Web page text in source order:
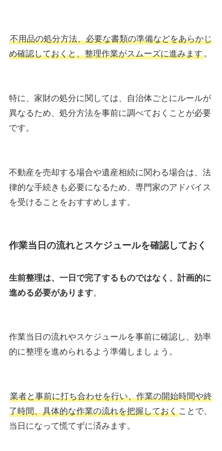
不用品の処分方法、必要な書類の準備などをあらかじ
め確認しておくと、整理作業がスムーズに進みます。
特に、家財の処分に関しては、自治体ごとにルールが
異なるため、処分方法を事前に調べておくことが必要
です。
不動産を売却する場合や遺産相続に関わる場合は、法
律的な手続きも必要になるため、専門家のアドバイス
を受けることをおすすめします。
作業当日の流れとスケジュールを確認しておく
生前整理は、一日で完了するものではなく、計画的に
進める必要があります。
作業当日の流れやスケジュールを事前に確認し、効率
的に整理を進められるよう準備しましょう。
業者と事前に打ち合わせを行い、作業の開始時間や終
了時間、具体的な作業の流れを把握しておくことで、
当日になって慌てずに済みます。